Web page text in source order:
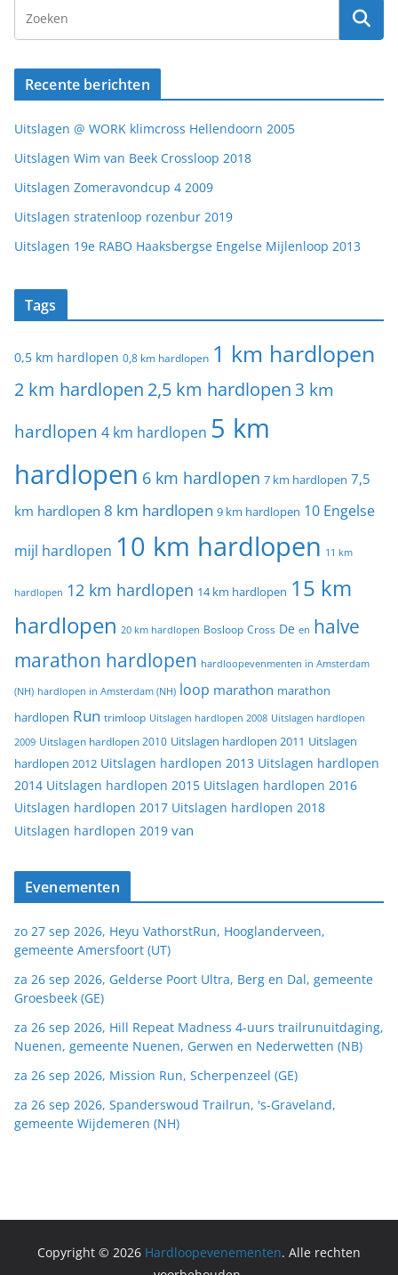
Recente berichten
Uitslagen @ WORK klimcross Hellendoorn 2005
Uitslagen Wim van Beek Crossloop 2018
Uitslagen Zomeravondcup 4 2009
Uitslagen stratenloop rozenbur 2019
Uitslagen 19e RABO Haaksbergse Engelse Mijlenloop 2013
Tags
0,5 km hardlopen 0,8 km hardlopen 1 km hardlopen
2 km hardlopen 2,5 km hardlopen 3 km
hardlopen 4 km hardlopen 5 km
hardlopen 6 km hardlopen 7 km hardlopen 7,5
km hardlopen 8 km hardlopen 9 km hardlopen 10 Engelse
mijl hardlopen 10 km hardlopen 11 km
hardlopen 12 km hardlopen 14 km hardlopen 15 km
hardlopen 20 km hardlopen Bosloop Cross De en halve
marathon hardlopen hardloopevenmenten in Amsterdam
(NH) hardlopen in Amsterdam (NH) loop marathon marathon
hardlopen Run trimloop Uitslagen hardlopen 2008 Uitslagen hardlopen
2009 Uitslagen hardlopen 2010 Uitslagen hardlopen 2011 Uitslagen
hardlopen 2012 Uitslagen hardlopen 2013 Uitslagen hardlopen
2014 Uitslagen hardlopen 2015 Uitslagen hardlopen 2016
Uitslagen hardlopen 2017 Uitslagen hardlopen 2018
Uitslagen hardlopen 2019 van
Evenementen
zo 27 sep 2026, Heyu VathorstRun, Hooglanderveen,
gemeente Amersfoort (UT)
za 26 sep 2026, Gelderse Poort Ultra, Berg en Dal, gemeente
Groesbeek (GE)
za 26 sep 2026, Hill Repeat Madness 4-uurs trailrunuitdaging,
Nuenen, gemeente Nuenen, Gerwen en Nederwetten (NB)
za 26 sep 2026, Mission Run, Scherpenzeel (GE)
za 26 sep 2026, Spanderswoud Trailrun, 's-Graveland,
gemeente Wijdemeren (NH)
Copyright © 2026 Hardloopevenementen. Alle rechten